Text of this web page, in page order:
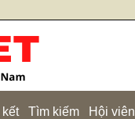
kết Tìm kiếm Hội viên